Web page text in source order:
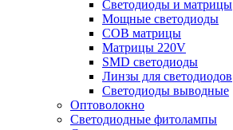
Светодиоды и матрицы
Мощные светодиоды
COB матрицы
Матрицы 220V
SMD светодиоды
Линзы для светодиодов
Светодиоды выводные
Оптоволокно
Светодиодные фитолампы